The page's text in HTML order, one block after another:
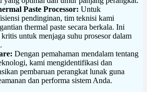
Paste Processor: Untuk
pendinginan, tim teknisi kami
thermal paste secara berkala. Ini
untuk menjaga suhu prosesor dalam
Dengan pemahaman mendalam tentang
kami mengidentifikasi dan
pembaruan perangkat lunak guna
dan performa sistem Anda.